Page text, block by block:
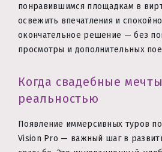
понравившимся площадкам в
освежить впечатления и
окончательное решение — без
просмотры и дополнительных
Когда свадебные
реальностью
Появление иммерсивных туров
Vision Pro — важный шаг в